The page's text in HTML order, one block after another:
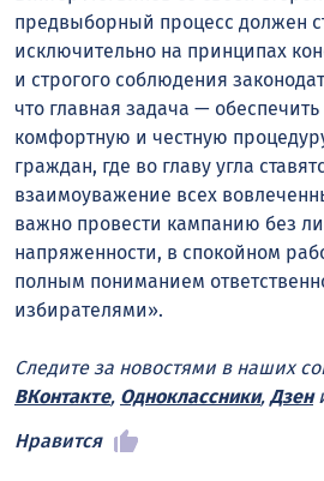
предвыборный процесс должен
исключительно на принципах
и строгого соблюдения
что главная задача —
комфортную и честную
граждан, где во главу угла
взаимоуважение всех
важно провести кампанию без
напряженности, в спокойном
полным пониманием
избирателями».
Следите за новостями в наших
ВКонтакте, Одноклассники, Дзен
Нравится